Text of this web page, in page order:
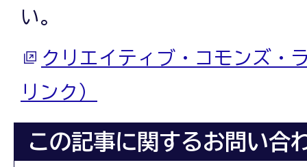
い。
クリエイティブ・コモンズ・
リンク）
この記事に関するお問い合